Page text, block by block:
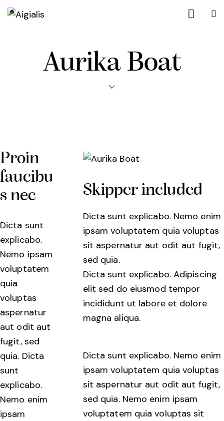
Aurika Boat
Proin
faucibu
s nec
Dicta sunt
explicabo.
Nemo ipsam
voluptatem
quia
voluptas
aspernatur
aut odit aut
fugit, sed
quia. Dicta
sunt
explicabo.
Nemo enim
ipsam
Skipper included
Dicta sunt explicabo. Nemo enim
ipsam voluptatem quia voluptas
sit aspernatur aut odit aut fugit,
sed quia.
Dicta sunt explicabo. Adipiscing
elit sed do eiusmod tempor
incididunt ut labore et dolore
magna aliqua.
Dicta sunt explicabo. Nemo enim
ipsam voluptatem quia voluptas
sit aspernatur aut odit aut fugit,
sed quia. Nemo enim ipsam
voluptatem quia voluptas sit